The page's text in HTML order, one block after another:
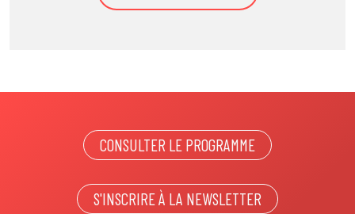
CONSULTER LE PROGRAMME
S'INSCRIRE À LA NEWSLETTER